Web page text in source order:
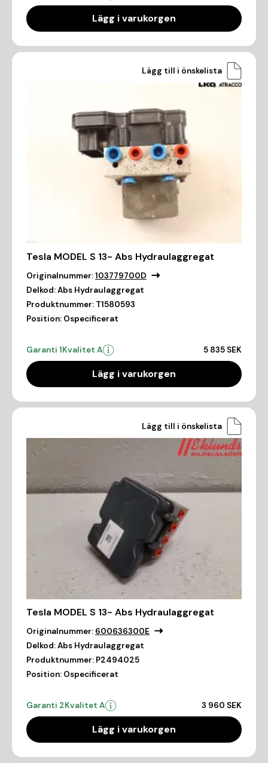
Lägg i varukorgen
Lägg till i önskelista
Tesla MODEL S 13- Abs Hydraulaggregat
Originalnummer:103779700D
Delkod:Abs Hydraulaggregat
Produktnummer: T1580593
Position: Ospecificerat
Garanti 1Kvalitet A 5 835 SEK
Lägg i varukorgen
Lägg till i önskelista
Tesla MODEL S 13- Abs Hydraulaggregat
Originalnummer: 600636300E
Delkod:Abs Hydraulaggregat
Produktnummer: P2494025
Position: Ospecificerat
Garanti 2Kvalitet A 3 960 SEK
Lägg i varukorgen